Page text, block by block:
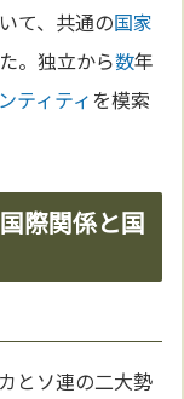
て、共通の国家
。独立から数年
ティティを模索
際関係と国
とソ連の二大勢